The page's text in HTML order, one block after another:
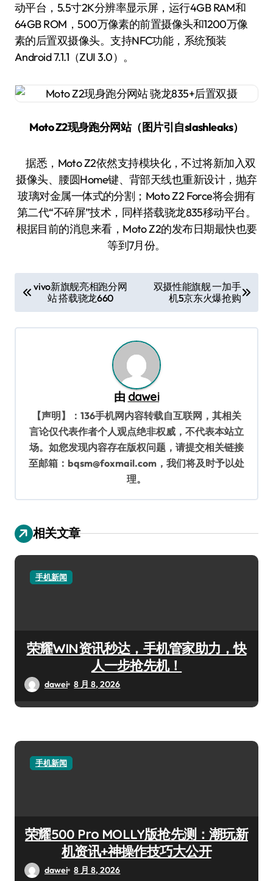
动平台，5.5寸2K分辨率显示屏，运行4GB RAM和
64GB ROM，500万像素的前置摄像头和1200万像
素的后置双摄像头。支持NFC功能，系统预装
Android 7.1.1（ZUI 3.0）。
Moto Z2现身跑分网站（图片引自slashleaks）
据悉，Moto Z2依然支持模块化，不过将新加入双
摄像头、腰圆Home键、背部天线也重新设计，抛弃
玻璃对金属一体式的分割；Moto Z2 Force将会拥有
第二代“不碎屏”技术，同样搭载骁龙835移动平台。
根据目前的消息来看，Moto Z2的发布日期最快也要
等到7月份。
章
导
vivo新旗舰亮相跑分网
站 搭载骁龙660
双摄性能旗舰 一加手
机5京东火爆抢购
由 dawei
【声明】：136手机网内容转载自互联网，其相关
言论仅代表作者个人观点绝非权威，不代表本站立
场。如您发现内容存在版权问题，请提交相关链接
至邮箱：bqsm@foxmail.com，我们将及时予以处
理。
相关文章
手机新闻
荣耀WIN资讯秒达，手机管家助力，快
人一步抢先机！
dawei 8 月 8, 2026
手机新闻
荣耀500 Pro MOLLY版抢先测：潮玩新
机资讯+神操作技巧大公开
dawei 8 月 8, 2026